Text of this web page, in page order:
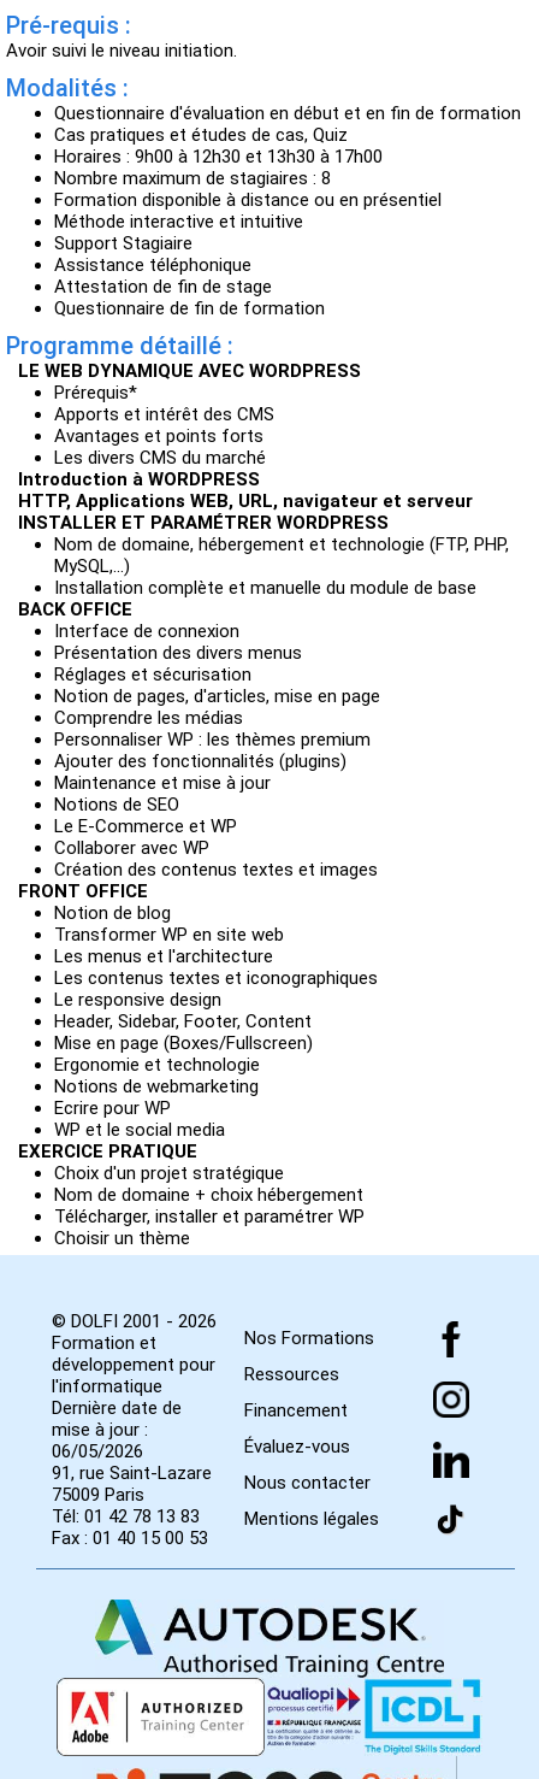
Pré-requis :
Avoir suivi le niveau initiation.
Modalités :
Questionnaire d'évaluation en début et en fin de formation
Cas pratiques et études de cas, Quiz
Horaires : 9h00 à 12h30 et 13h30 à 17h00
Nombre maximum de stagiaires : 8
Formation disponible à distance ou en présentiel
Méthode interactive et intuitive
Support Stagiaire
Assistance téléphonique
Attestation de fin de stage
Questionnaire de fin de formation
Programme détaillé :
LE WEB DYNAMIQUE AVEC WORDPRESS
Prérequis*
Apports et intérêt des CMS
Avantages et points forts
Les divers CMS du marché
Introduction à WORDPRESS
HTTP, Applications WEB, URL, navigateur et serveur
INSTALLER ET PARAMÉTRER WORDPRESS
Nom de domaine, hébergement et technologie (FTP, PHP,
MySQL,...)
Installation complète et manuelle du module de base
BACK OFFICE
Interface de connexion
Présentation des divers menus
Réglages et sécurisation
Notion de pages, d'articles, mise en page
Comprendre les médias
Personnaliser WP : les thèmes premium
Ajouter des fonctionnalités (plugins)
Maintenance et mise à jour
Notions de SEO
Le E-Commerce et WP
Collaborer avec WP
Création des contenus textes et images
FRONT OFFICE
Notion de blog
Transformer WP en site web
Les menus et l'architecture
Les contenus textes et iconographiques
Le responsive design
Header, Sidebar, Footer, Content
Mise en page (Boxes/Fullscreen)
Ergonomie et technologie
Notions de webmarketing
Ecrire pour WP
WP et le social media
EXERCICE PRATIQUE
Choix d'un projet stratégique
Nom de domaine + choix hébergement
Télécharger, installer et paramétrer WP
Choisir un thème
© DOLFI 2001 - 2026
Formation et
développement pour
l'informatique
Dernière date de
mise à jour :
06/05/2026
91, rue Saint-Lazare
75009 Paris
Tél: 01 42 78 13 83
Fax : 01 40 15 00 53
Nos Formations
Ressources
Financement
Évaluez-vous
Nous contacter
Mentions légales